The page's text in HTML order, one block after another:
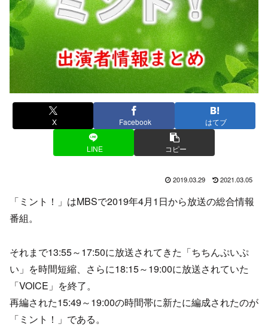
X Facebook はてブ
LINE コピー
2019.03.29 2021.03.05
「ミント！」はMBSで2019年4月1日から放送の総合情報
番組。
それまで13:55～17:50に放送されてきた「ちちんぷいぷ
い」を時間短縮、さらに18:15～19:00に放送されていた
「VOICE」を終了。
再編された15:49～19:00の時間帯に新たに編成されたのが
「ミント！」である。